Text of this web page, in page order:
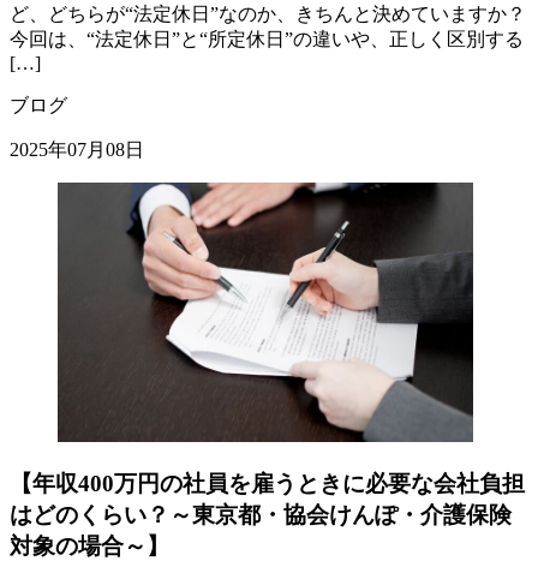
ど、どちらが“法定休日”なのか、きちんと決めていますか？
今回は、“法定休日”と“所定休日”の違いや、正しく区別する
[…]
ブログ
2025年07月08日
【年収400万円の社員を雇うときに必要な会社負担
はどのくらい？～東京都・協会けんぽ・介護保険
対象の場合～】